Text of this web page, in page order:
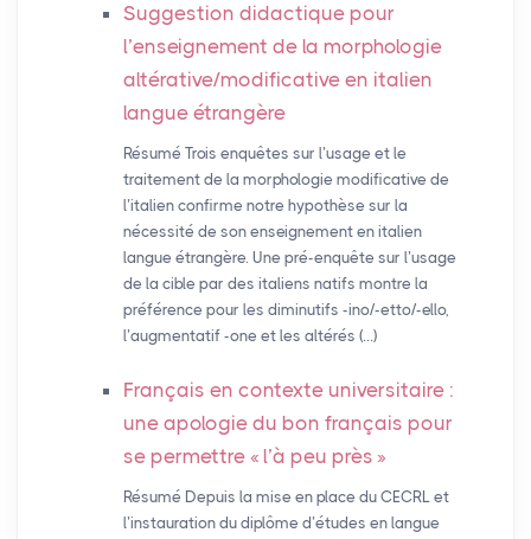
Suggestion didactique pour
l’enseignement de la morphologie
altérative/modificative en italien
langue étrangère
Résumé Trois enquêtes sur l’usage et le
traitement de la morphologie modificative de
l’italien confirme notre hypothèse sur la
nécessité de son enseignement en italien
langue étrangère. Une pré-enquête sur l’usage
de la cible par des italiens natifs montre la
préférence pour les diminutifs -ino/-etto/-ello,
l’augmentatif -one et les altérés (…)
Français en contexte universitaire :
une apologie du bon français pour
se permettre « l’à peu près »
Résumé Depuis la mise en place du CECRL et
l’instauration du diplôme d’études en langue